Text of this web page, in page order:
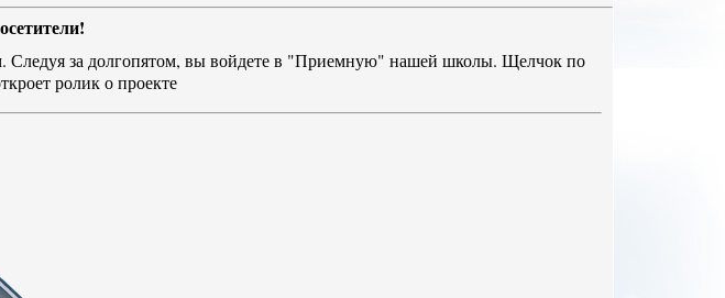
Следуя за долгопятом, вы войдете в "Приемную" нашей школы. Щелчок по
ролик о проекте